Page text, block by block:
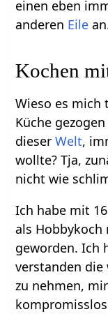
einen eben
anderen Eile
Kochen
Wieso es
Küche
dieserWelt,
wollte? Tja,
nicht wie
Ich habe mit
als
geworden. Ich
verstanden
zu nehmen,